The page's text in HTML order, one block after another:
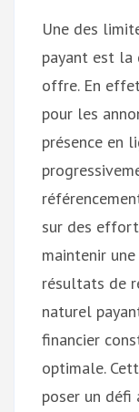
Une des
payant est la
offre. En
pour les
présence en
sur des
maintenir
résultats de
naturel
financier
optimale.
poser un défi